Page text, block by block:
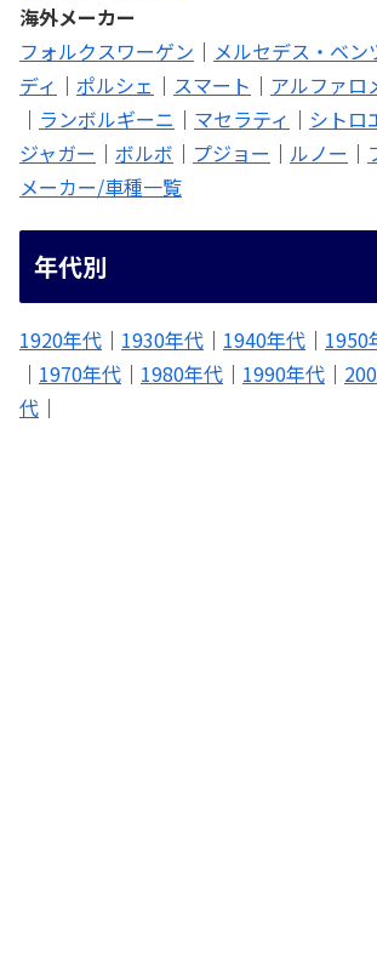
海外メーカー
フォルクスワーゲン ｜ メルセデス・ベン
ディ ｜ ポルシェ ｜ スマート ｜ アルファロ
｜ ランボルギーニ ｜ マセラティ ｜ シトロ
ジャガー ｜ ボルボ ｜ プジョー ｜ ルノー ｜
メーカー/車種一覧
年代別
1920年代 ｜ 1930年代 ｜ 1940年代 ｜ 1950
｜ 1970年代 ｜ 1980年代 ｜ 1990年代 ｜
代 ｜